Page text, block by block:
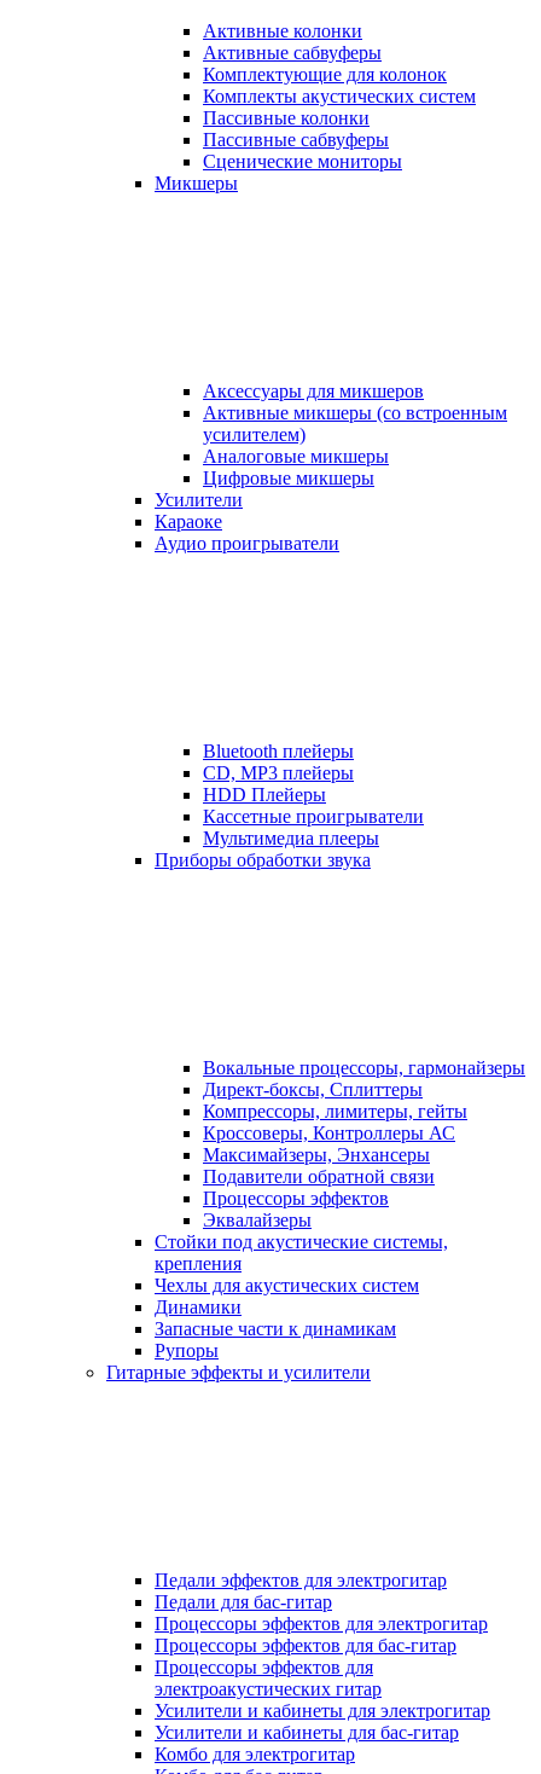
Активные колонки
Активные сабвуферы
Комплектующие для колонок
Комплекты акустических систем
Пассивные колонки
Пассивные сабвуферы
Сценические мониторы
Микшеры
Аксессуары для микшеров
Активные микшеры (со встроенным
усилителем)
Аналоговые микшеры
Цифровые микшеры
Усилители
Караоке
Аудио проигрыватели
Bluetooth плейеры
CD, MP3 плейеры
HDD Плейеры
Кассетные проигрыватели
Мультимедиа плееры
Приборы обработки звука
Вокальные процессоры, гармонайзеры
Директ-боксы, Сплиттеры
Компрессоры, лимитеры, гейты
Кроссоверы, Контроллеры АС
Максимайзеры, Энхансеры
Подавители обратной связи
Процессоры эффектов
Эквалайзеры
Стойки под акустические системы,
крепления
Чехлы для акустических систем
Динамики
Запасные части к динамикам
Рупоры
Гитарные эффекты и усилители
Педали эффектов для электрогитар
Педали для бас-гитар
Процессоры эффектов для электрогитар
Процессоры эффектов для бас-гитар
Процессоры эффектов для
электроакустических гитар
Усилители и кабинеты для электрогитар
Усилители и кабинеты для бас-гитар
Комбо для электрогитар